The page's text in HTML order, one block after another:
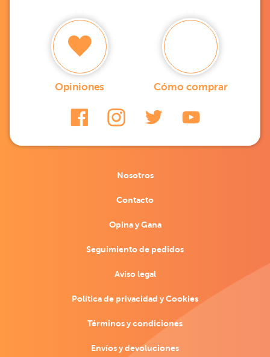
Opiniones Cómo comprar
Nosotros
Contacto
Opina y Gana
Seguimiento de pedidos
Aviso legal
Política de privacidad y Cookies
Términos y condiciones
Envíos y devoluciones